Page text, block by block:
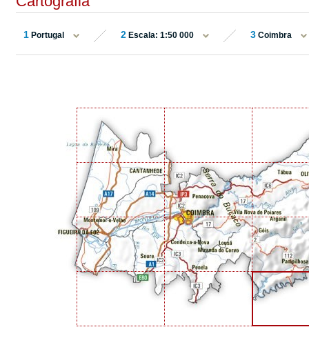
1 Portugal 2 Escala: 1:50 000 3 Coimbra